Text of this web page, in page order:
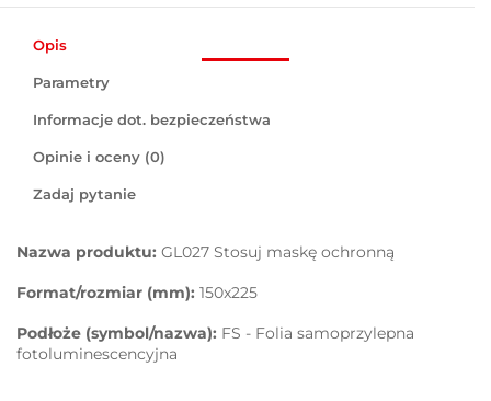
Opis
Parametry
Informacje dot. bezpieczeństwa
Opinie i oceny (0)
Zadaj pytanie
Nazwa produktu: GL027 Stosuj maskę ochronną
Format/rozmiar (mm): 150x225
Podłoże (symbol/nazwa): FS - Folia samoprzylepna
fotoluminescencyjna